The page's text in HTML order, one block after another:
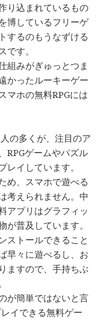
り込まれているもの
博しているフリーゲ
するのもうなずける
す。
組みがぎゅっとつま
かったルーキーゲー
マホの無料RPGには
の多くが、注目のア
RPGゲームやパズル
イしています。
め、スマホで遊べる
考えられません。中
アプリはグラフィッ
が普及しています。
ストールできること
早々に遊べるし、お
ますので、手持ちぶ
が簡単ではないと言
イできる無料ゲー